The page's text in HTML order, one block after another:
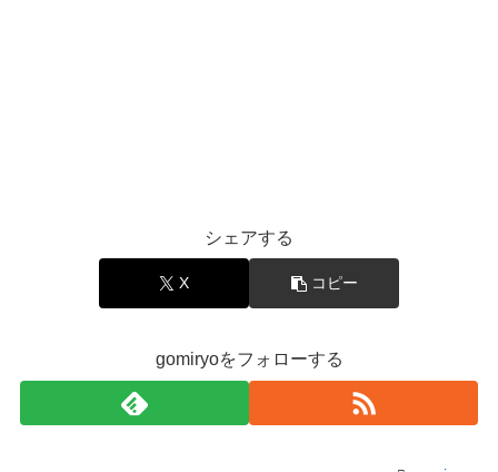
シェアする
X コピー
gomiryoをフォローする